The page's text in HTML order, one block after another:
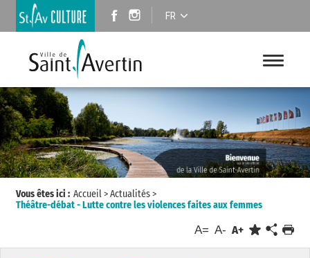
FR
Vous êtes ici : Accueil>Actualités>
Théâtre-débat - Lutte contre les violences faites aux femmes
A= A- A+